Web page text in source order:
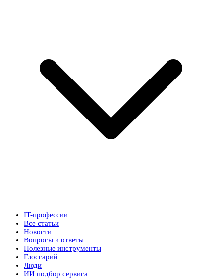
IT-профессии
Все статьи
Новости
Вопросы и ответы
Полезные инструменты
Глоссарий
Люди
ИИ подбор сервиса